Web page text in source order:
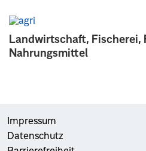
Landwirtschaft, Fischerei,
Nahrungsmittel
Impressum
Datenschutz